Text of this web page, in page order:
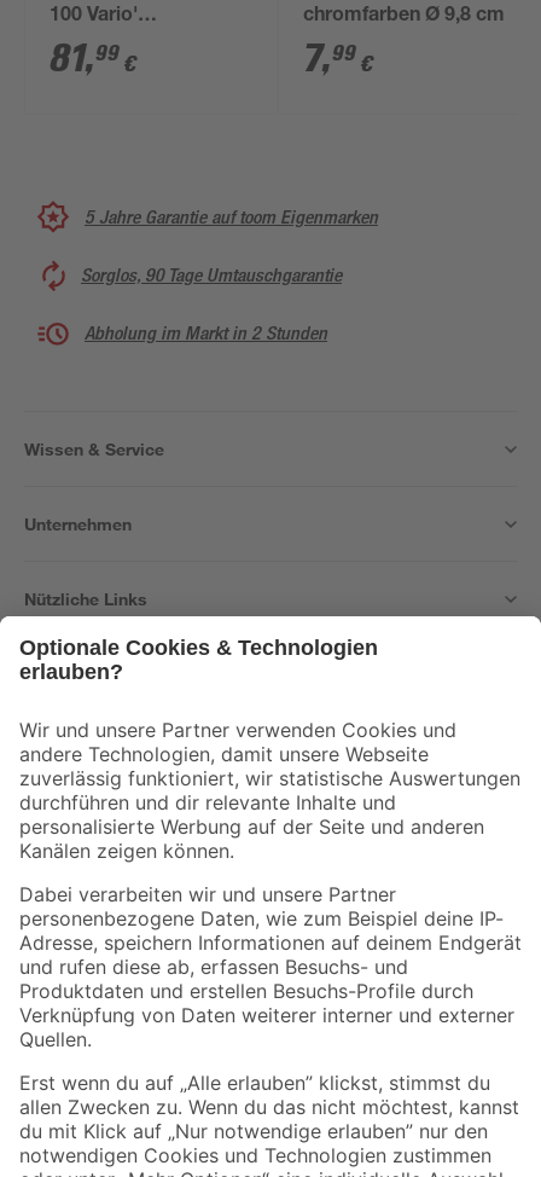
100 Vario'
chromfarben 65 cm
81,99 €
chromfarben Ø 9,8 cm
7,99 €
5 Jahre Garantie auf toom Eigenmarken
Sorglos, 90 Tage Umtauschgarantie
Abholung im Markt in 2 Stunden
Wissen & Service
Unternehmen
Nützliche Links
Der toom Newsletter: Keine Angebote und Aktionen mehr verpassen!
Zur Newsletter Anmeldung
Folge uns
Zahlungsarten Versandarten
Sicher einkaufen
Jetzt die toom-App herunterladen